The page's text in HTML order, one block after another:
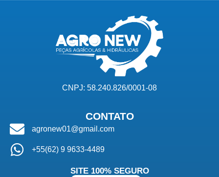
CNPJ: 58.240.826/0001-08
CONTATO
agronew01@gmail.com
+55(62) 9 9633-4489
SITE 100% SEGURO